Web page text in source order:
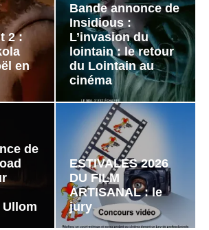
2 :
en
Bande annonce de
Insidious :
L’invasion du
lointain : le retour
du Lointain au
cinéma
de
Ullom
ESTIVALES 2026
DU FILM
ARTISANAL : le
jury